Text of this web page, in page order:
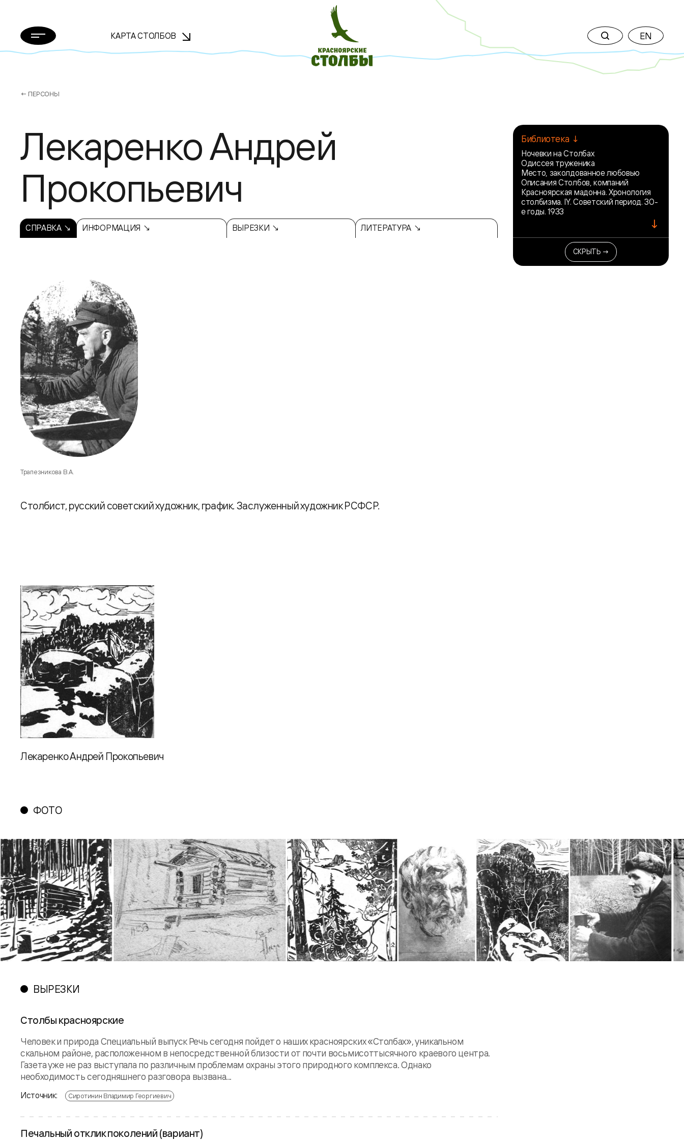
КАРТА СТОЛБОВ EN
← ПЕРСОНЫ
Лекаренко Андрей
Прокопьевич
СПРАВКА ↘ ИНФОРМАЦИЯ ↘ ВЫРЕЗКИ ↘ ЛИТЕРАТУРА ↘
Столбист, русский советский художник, график. Заслуженный художник РСФСР.
Лекаренко Андрей Прокопьевич
Трапезникова В.А.
Библиотека ↓
Ночевки на Столбах
Одиссея труженика
Место, заколдованное любовью
Описания Столбов, компаний
Красноярская мадонна. Хронология
столбизма. IY. Советский период. 30-
е годы. 1933
↓
СКРЫТЬ →
ФОТО
ВЫРЕЗКИ
Столбы красноярские
Человек и природа Специальный выпуск Речь сегодня пойдет о наших красноярских «Столбах», уникальном
скальном районе, расположенном в непосредственной близости от почти восьмисоттысячного краевого центра.
Газета уже не раз выступала по различным проблемам охраны этого природного комплекса. Однако
необходимость сегодняшнего разговора вызвана...
Источник: Сиротинин Владимир Георгиевич
Печальный отклик поколений (вариант)